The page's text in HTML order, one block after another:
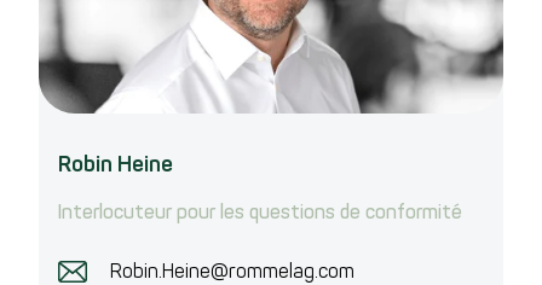
Robin Heine
Interlocuteur pour les questions de conformité
Robin.Heine@rommelag.com